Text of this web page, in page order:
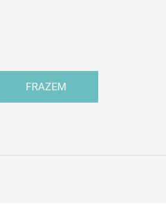
FRAZEM